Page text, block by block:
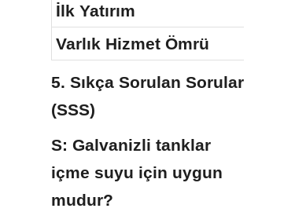
İlk Yatırım
Varlık Hizmet Ömrü
5. Sıkça Sorulan Sorular
(SSS)
S: Galvanizli tanklar
içme suyu için uygun
mudur?